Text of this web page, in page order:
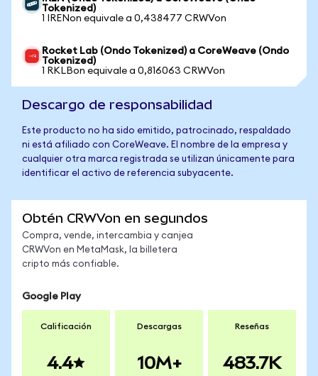
Tokenized)
1 IRENon equivale a 0,438477 CRWVon
Rocket Lab (Ondo Tokenized) a CoreWeave (Ondo
Tokenized)
1 RKLBon equivale a 0,816063 CRWVon
Descargo de responsabilidad
Este producto no ha sido emitido, patrocinado, respaldado
ni está afiliado con CoreWeave. El nombre de la empresa y
cualquier otra marca registrada se utilizan únicamente para
identificar el activo de referencia subyacente.
Obtén CRWVon en segundos
Compra, vende, intercambia y canjea
CRWVon en MetaMask, la billetera
cripto más confiable.
Google Play
Calificación
4.4
Descargas
10M+
Reseñas
483.7K